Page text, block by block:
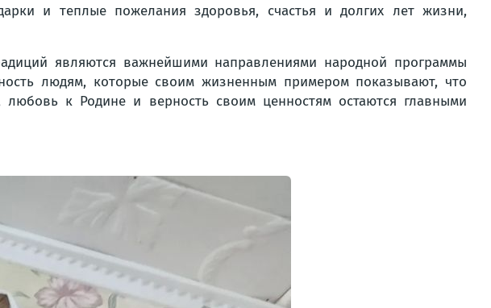
и теплые пожелания здоровья, счастья и долгих лет жизни,
являются важнейшими направлениями народной программы
людям, которые своим жизненным примером показывают, что
к Родине и верность своим ценностям остаются главными